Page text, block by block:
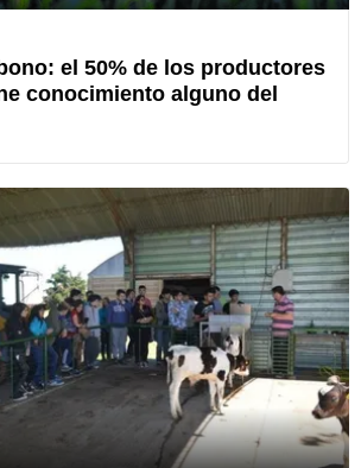
el 50% de los productores
conocimiento alguno del